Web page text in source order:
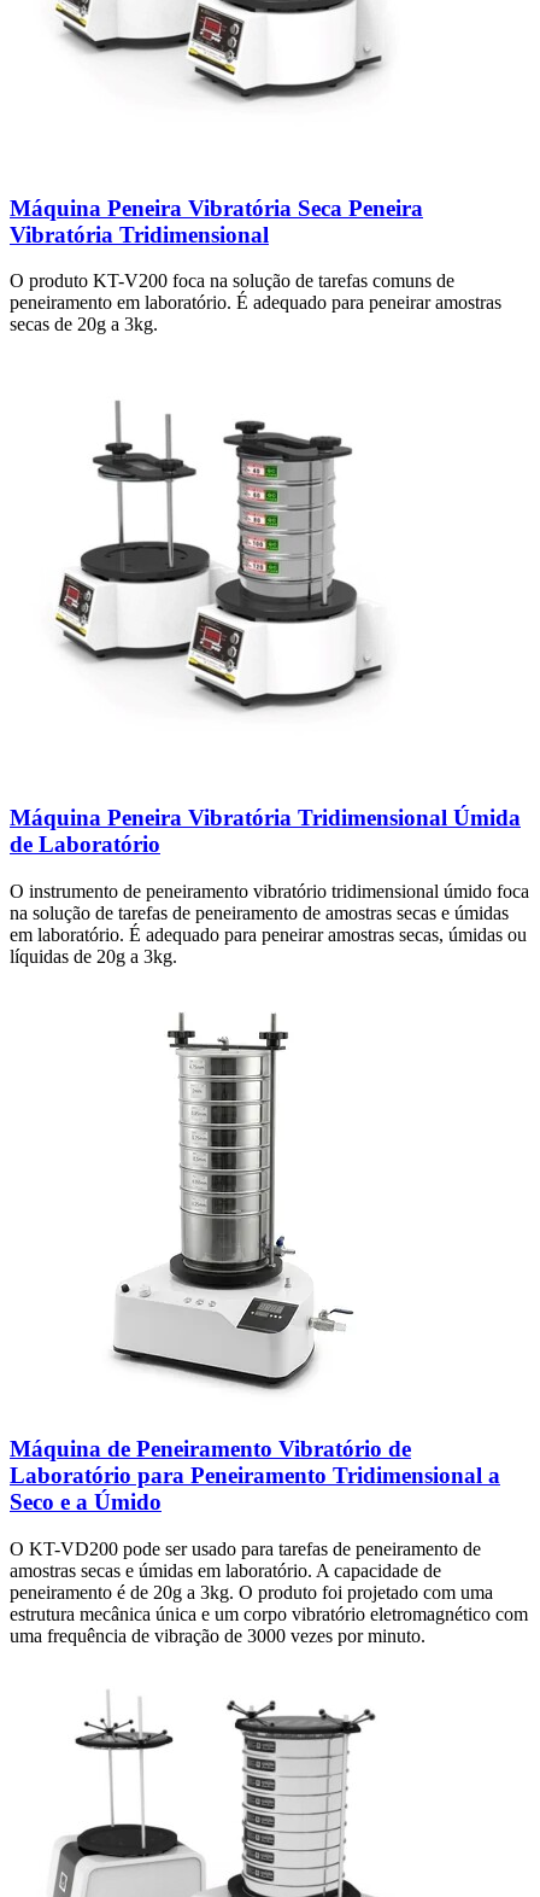
Máquina Peneira Vibratória Seca Peneira
Vibratória Tridimensional
O produto KT-V200 foca na solução de tarefas comuns de
peneiramento em laboratório. É adequado para peneirar amostras
secas de 20g a 3kg.
Máquina Peneira Vibratória Tridimensional Úmida
de Laboratório
O instrumento de peneiramento vibratório tridimensional úmido foca
na solução de tarefas de peneiramento de amostras secas e úmidas
em laboratório. É adequado para peneirar amostras secas, úmidas ou
líquidas de 20g a 3kg.
Máquina de Peneiramento Vibratório de
Laboratório para Peneiramento Tridimensional a
Seco e a Úmido
O KT-VD200 pode ser usado para tarefas de peneiramento de
amostras secas e úmidas em laboratório. A capacidade de
peneiramento é de 20g a 3kg. O produto foi projetado com uma
estrutura mecânica única e um corpo vibratório eletromagnético com
uma frequência de vibração de 3000 vezes por minuto.